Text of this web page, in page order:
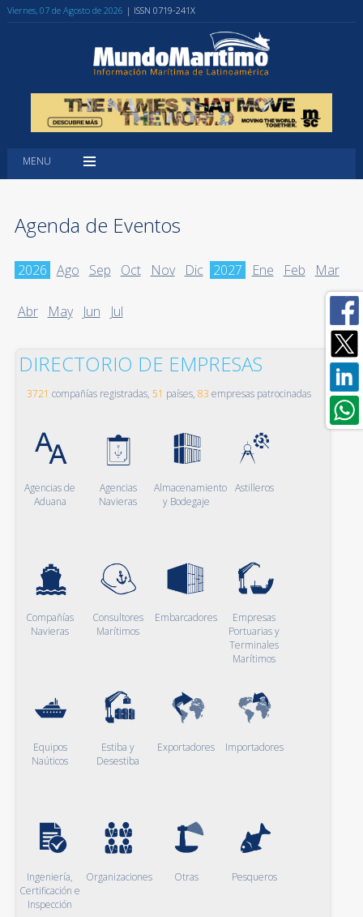
Viernes, 07 de Agosto de 2026 | ISSN 0719-241X
MENU
Agenda de Eventos
2026 Ago Sep Oct Nov Dic 2027 Ene Feb Mar
Abr May Jun Jul
DIRECTORIO DE EMPRESAS
3721 compañías registradas, 51 países, 83 empresas patrocinadas
Agencias de
Aduana
Agencias
Navieras
Almacenamiento
y Bodegaje
Astilleros
Compañías
Navieras
Consultores
Marítimos
Embarcadores
Empresas
Portuarias y
Terminales
Marítimos
Equipos
Naúticos
Estiba y
Desestiba
Exportadores Importadores
Ingeniería,
Certificación e
Inspección
Organizaciones Otras Pesqueros